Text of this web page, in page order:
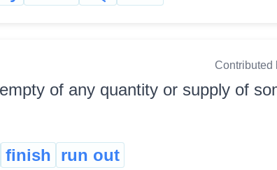
Contributed
of any quantity or supply of
finish run out